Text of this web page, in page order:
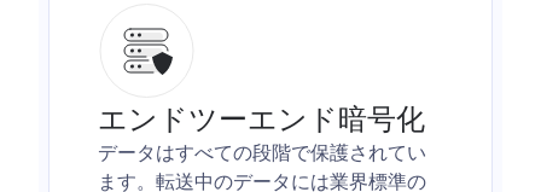
エンドツーエンド暗号化
データはすべての段階で保護されてい
ます。転送中のデータには業界標準の